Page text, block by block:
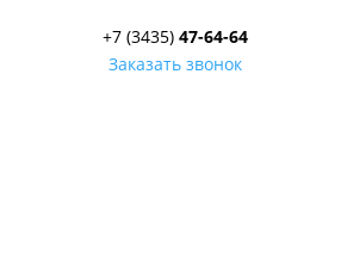
+7 (3435) 47-64-64
Заказать звонок